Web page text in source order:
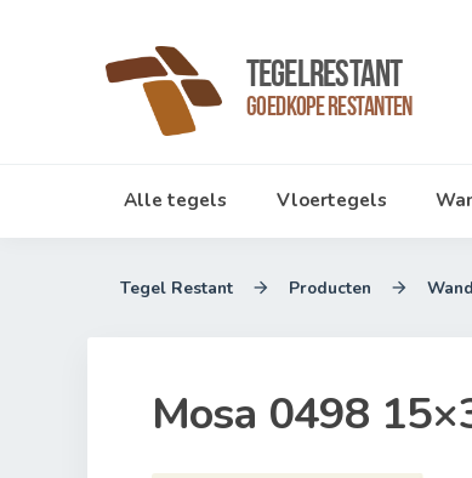
TegelRestant
Goedkope Restanten
Alle tegels Vloertegels
Tegel Restant  Producten 
Mosa 0498